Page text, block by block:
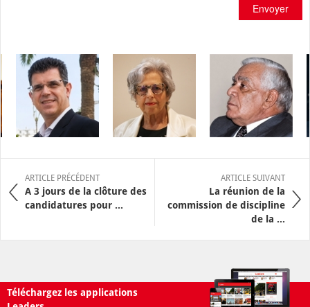
Envoyer
ARTICLE PRÉCÉDENT
A 3 jours de la clôture des
candidatures pour ...
ARTICLE SUIVANT
La réunion de la
commission de discipline
de la ...
Téléchargez les applications